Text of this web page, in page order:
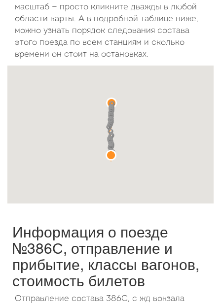
Пн Вт Ср Чт Пт Сб
Вс
1
2 3 4 5
6
7
8 9 10 11 12
13
14
15 16 17 18 19
21
22 23 24 25 26
27
2026
Пт
2
масштаб — просто кликните дважды в любой
области карты. А в подробной таблице ниже,
можно узнать порядок следования состава
этого поезда по всем станциям и сколько
времени он стоит на остановках.
Информация о поезде
№386С, отправление и
прибытие, классы вагонов,
стоимость билетов
Отправление состава 386С, с жд вокзала